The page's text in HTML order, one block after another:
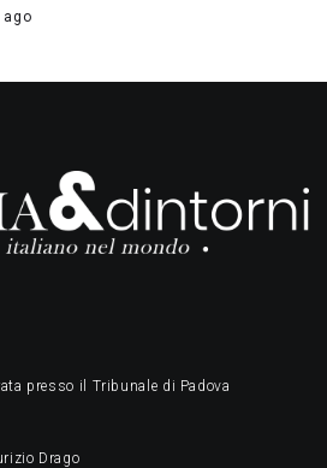
ago
presso il Tribunale di Padova
Drago